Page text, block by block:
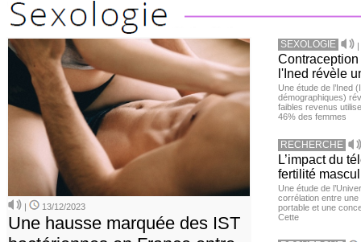
| 13/12/2023
Une hausse marquée des IST
SEXOLOGIE |
l'Ined révèle
Une étude de l’Ined
démographiques)
faibles revenus
46% des femmes
RECHERCHE
L’impact du
fertilité
Une étude de
corrélation entre une
portable et une
Cette